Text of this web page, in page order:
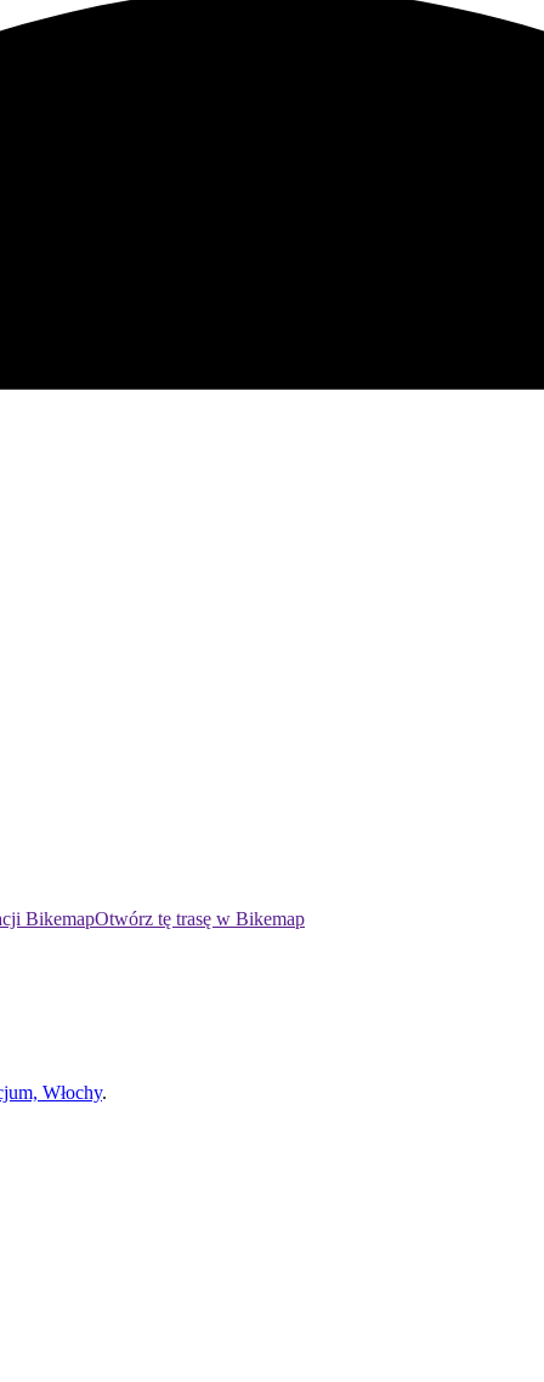
BikemapOtwórz tę trasę w Bikemap
Włochy.